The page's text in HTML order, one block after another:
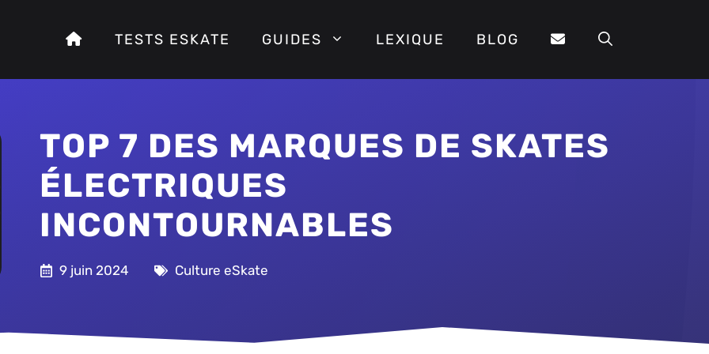
TESTS ESKATE GUIDES LEXIQUE BLOG
TOP 7 DES MARQUES DE SKATES
ÉLECTRIQUES
INCONTOURNABLES
9 juin 2024 Culture eSkate